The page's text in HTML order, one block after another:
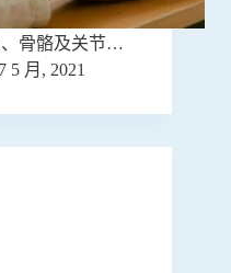
、骨骼及关节…
5 月, 2021